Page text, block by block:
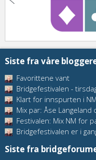
Siste fra våre
Favorittene vant
Bridgefestivalen -
Klart for innspurten i
Mix par: Åse Langeland
Festivalen: Mix NM for
Bridgefestivalen er i
Siste fra